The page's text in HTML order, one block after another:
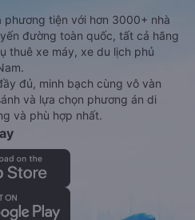
tiện với hơn 3000+ nhà
đường toàn quốc, tất cả hãng
thuê xe máy, xe du lịch phủ
đủ, minh bạch cùng vô vàn
và lựa chọn phương án di
và phù hợp nhất.